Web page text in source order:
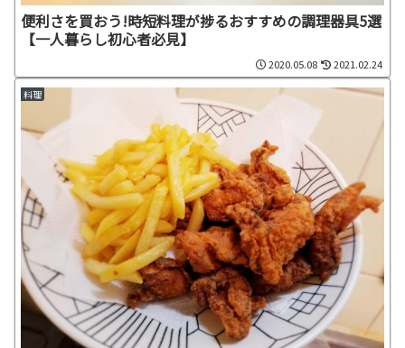
便利さを買おう!時短料理が捗るおすすめの調理器具5選
【一人暮らし初心者必見】
2020.05.08 2021.02.24
料理